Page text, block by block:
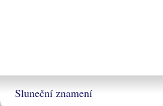
Sluneční znamení